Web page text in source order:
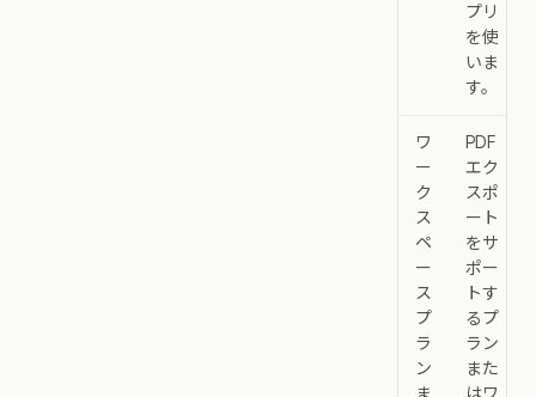
プリ
を使
いま
す。
ワ
ー
ク
ス
ペ
ー
ス
プ
ラ
ン
PDF
エク
スポ
ート
をサ
ポー
トす
るプ
ラン
また